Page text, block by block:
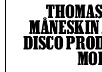
MÅNESKIN
DISCO